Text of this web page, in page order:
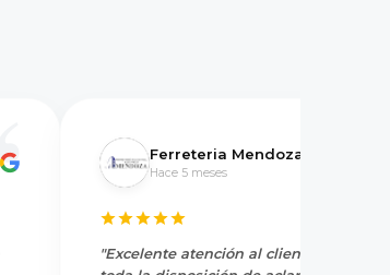
Ferreteria Mendoza
Hace 5 meses
"Excelente atención al cliente, tienen